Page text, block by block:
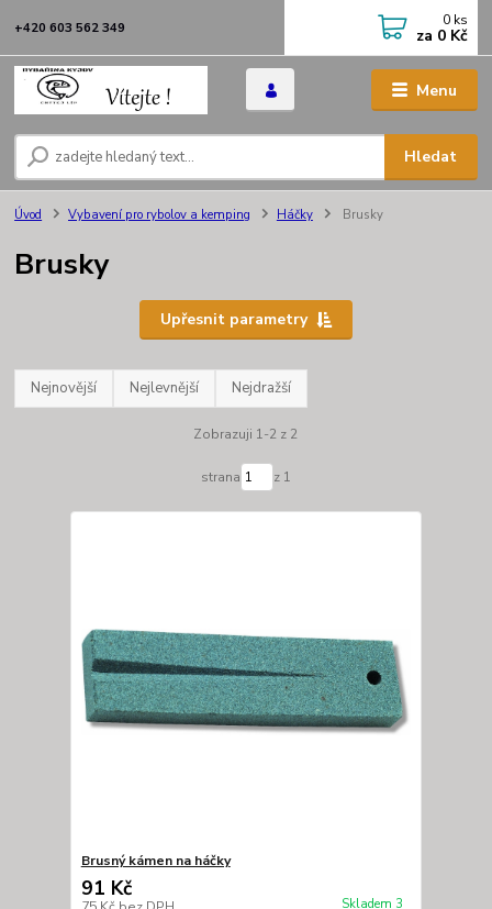
Menu
Hledat
+420 603 562 349 0 ks
za 0 Kč
Úvod Vybavení pro rybolov a kemping Háčky Brusky
Brusky
Upřesnit parametry
Nejnovější Nejlevnější Nejdražší
Zobrazuji 1-2 z 2
strana z 1
Brusný kámen na háčky
91 Kč
Skladem 3